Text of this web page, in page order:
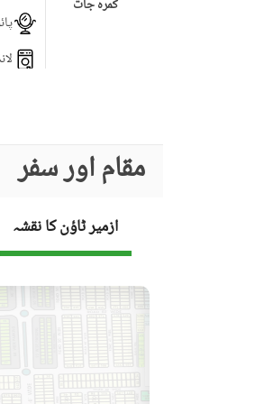
کمرہ جات
تفریح اور صحت
نزدیکی علاقے اور
دوسری خصوصیات
مقام اور سفر
ازمیر ٹاؤن کا نقشہ